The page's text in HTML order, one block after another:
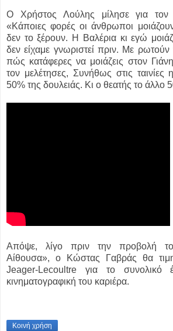
Ο Χρήστος Λούλης μίλησε για τον
«Κάποιες φορές οι άνθρωποι
δεν το ξέρουν. Η Βαλέρια κι εγώ
δεν είχαμε γνωριστεί πριν. Με ρωτούν
πώς κατάφερες να μοιάζεις στον
τον μελέτησες, Συνήθως στις ταινίες
50% της δουλειάς. Κι ο θεατής το άλλο
Απόψε, λίγο πριν την προβολή
Αίθουσα», ο Κώστας Γαβράς θα
Jeager-Lecoultre για το συνολικό
κινηματογραφική του καριέρα.
Κοινή χρήση